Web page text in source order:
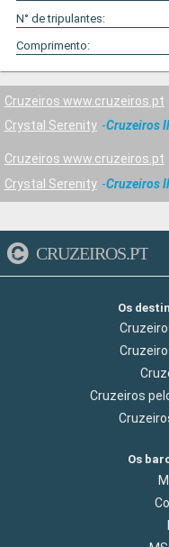
N° de tripulantes:
Comprimento:
Cruzeiros www.cruzeiros.pt
Crystal Serenity
Cruzeiros
Cruzeiros www.cruzeiros.pt
Crystal Serenity
Cruzeiros
CRUZEIROS.PT
Os
Cruzeiros
Os